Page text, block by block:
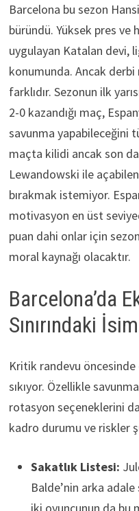
Barcelona bu sezon
büründü. Yüksek pres ve
uygulayan Katalan devi,
konumunda. Ancak derbi
farklıdır. Sezonun ilk
2-0 kazandığı maç,
savunma yapabileceğini
maçta kilidi ancak son
Lewandowski ile
bırakmak istemiyor.
motivasyon en üst
puan dahi onlar için
moral kaynağı olacaktır.
Barcelona’da
Sınırındaki
Kritik randevu
sıkıyor. Özellikle
rotasyon seçeneklerini
kadro durumu ve riskler
Sakatlık Listesi:
Balde’nin arka